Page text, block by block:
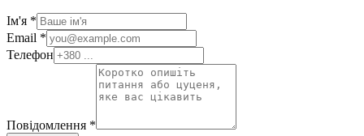
Ім'я *
Email *
Телефон
Повідомлення *